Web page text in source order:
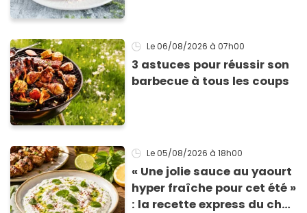
Le 06/08/2026 à 07h00
3 astuces pour réussir son
barbecue à tous les coups
Le 05/08/2026 à 18h00
« Une jolie sauce au yaourt
hyper fraîche pour cet été »
: la recette express du chef